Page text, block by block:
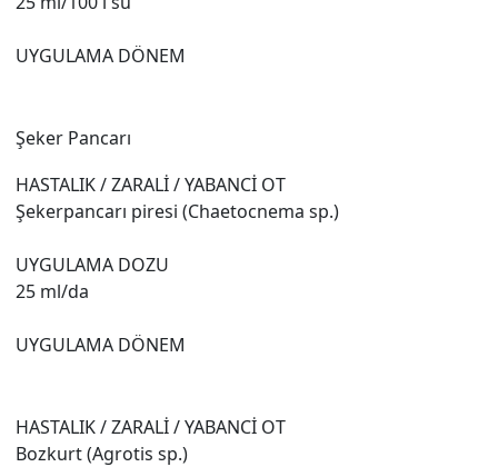
UYGULAMA DÖNEM
Şeker Pancarı
HASTALIK / ZARALİ / YABANCİ OT
Şekerpancarı piresi (Chaetocnema sp.)
UYGULAMA DOZU
25 ml/da
UYGULAMA DÖNEM
HASTALIK / ZARALİ / YABANCİ OT
Bozkurt (Agrotis sp.)